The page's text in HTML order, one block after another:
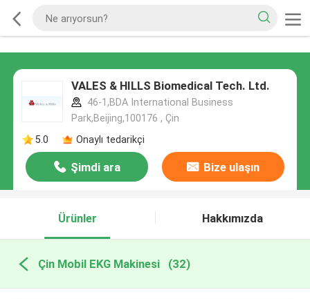
VALES & HILLS Biomedical Tech. Ltd.
46-1,BDA International Business
Park,Beijing,100176 , Çin
5.0
Onaylı tedarikçi
Şimdi ara Bize ulaşın
Ürünler Hakkımızda
Çin Mobil EKG Makinesi (32)